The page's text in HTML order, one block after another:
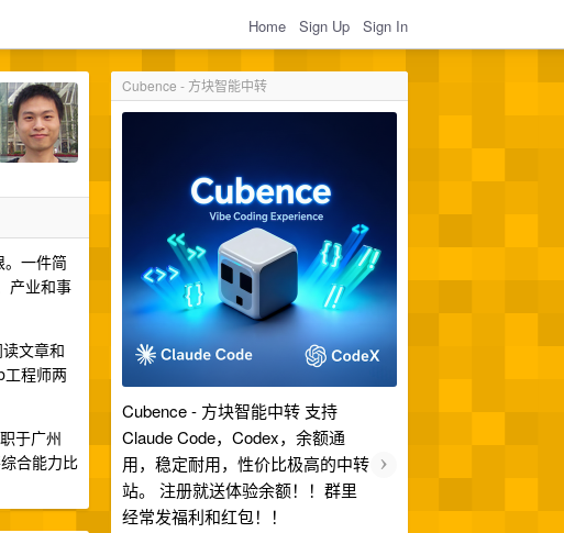
Home Sign Up Sign In
Cubence - 方块智能中转
Cubence - 方块智能中转 支持
Claude Code，Codex，余额通
用，稳定耐用，性价比极高的中转
站。 注册就送体验余额！！群里
经常发福利和红包！！
›
一件简
产业和事
文章和
工程师两
于广州
合能力比